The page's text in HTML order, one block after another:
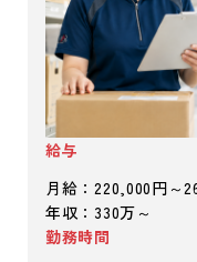
給与
月給：220,000円～
年収：330万～
勤務時間